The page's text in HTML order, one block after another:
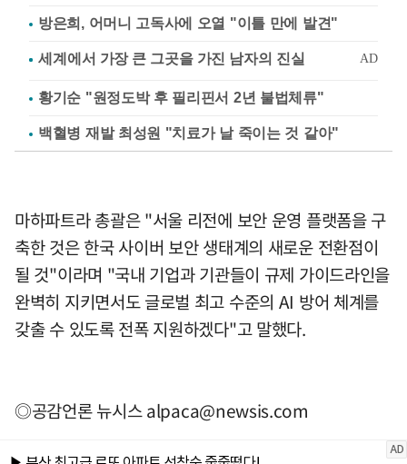
방은희, 어머니 고독사에 오열 "이틀 만에 발견"
황기순 "원정도박 후 필리핀서 2년 불법체류"
백혈병 재발 최성원 "치료가 날 죽이는 것 같아"
마하파트라 총괄은 "서울 리전에 보안 운영 플랫폼을 구
축한 것은 한국 사이버 보안 생태계의 새로운 전환점이
될 것"이라며 "국내 기업과 기관들이 규제 가이드라인을
완벽히 지키면서도 글로벌 최고 수준의 AI 방어 체계를
갖출 수 있도록 전폭 지원하겠다"고 말했다.
◎공감언론 뉴시스alpaca@newsis.com